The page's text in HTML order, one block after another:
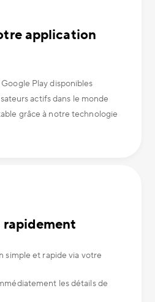
application
Play disponibles
actifs dans le monde
grâce à notre technologie
simple et rapide via votre
les détails de